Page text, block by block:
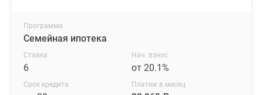
Программа
Семейная ипотека
Ставка
6
Нач. взнос
от 20.1%
Срок кредита Платеж в месяц